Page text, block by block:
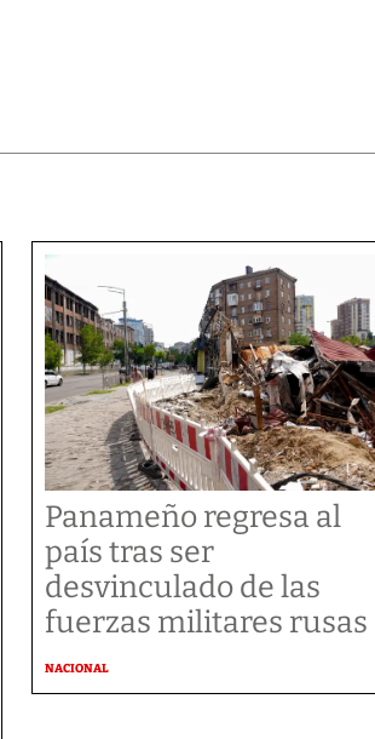
Panameño regresa al
país tras ser
desvinculado de las
fuerzas militares rusas
NACIONAL